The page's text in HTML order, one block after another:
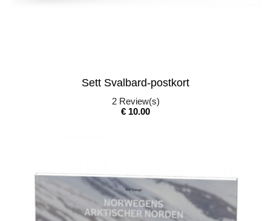
Sett Svalbard-postkort
2Review(s)
Pris
€ 10.00